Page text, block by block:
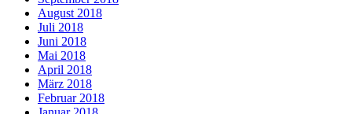
August 2018
Juli 2018
Juni 2018
Mai 2018
April 2018
März 2018
Februar 2018